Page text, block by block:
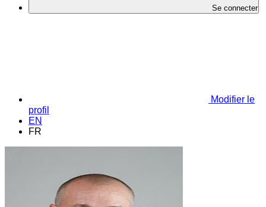
Se connecter
Modifier le
profil
EN
FR